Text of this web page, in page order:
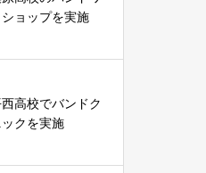
ョップを実施
高校でバンドク
ックを実施